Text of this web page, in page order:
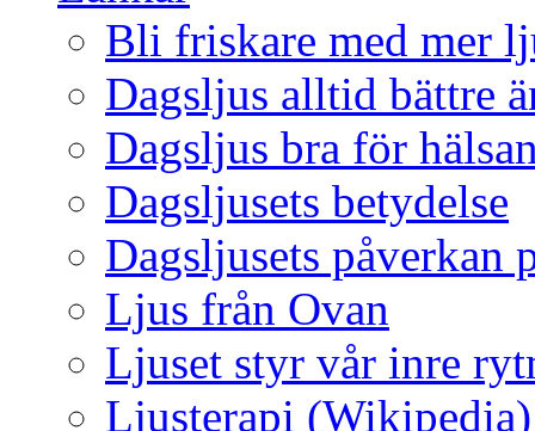
Bli friskare med mer
Dagsljus alltid bättre
Dagsljus bra för
Dagsljusets betydelse
Dagsljusets påverkan
Ljus från Ovan
Ljuset styr vår inre
Ljusterapi (Wikipedia)